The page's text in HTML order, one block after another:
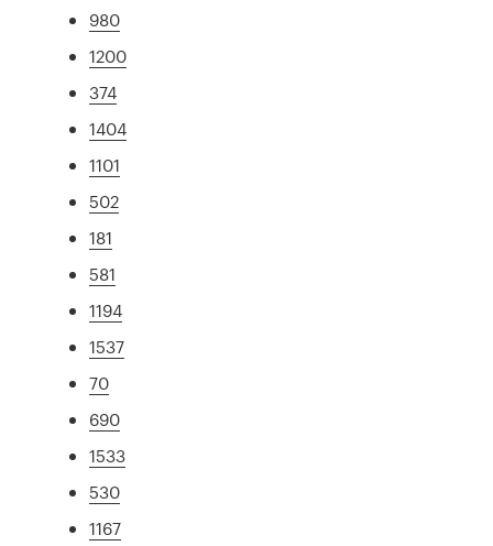
980
1200
374
1404
1101
502
181
581
1194
1537
70
690
1533
530
1167